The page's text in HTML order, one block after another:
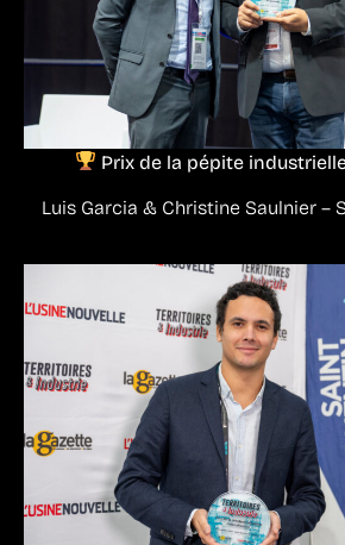
Prix de la pépite
Luis Garcia & Christine Saulnier –